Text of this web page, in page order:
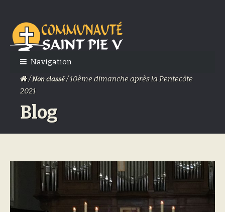
Skip
to
navigation
Skip
to
content
Navigation
/Non classé/ 10ème dimanche après la Pentecôte
2021
Blog